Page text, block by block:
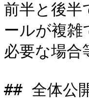
前半と後半
ールが複
必要な場合
## 全体公